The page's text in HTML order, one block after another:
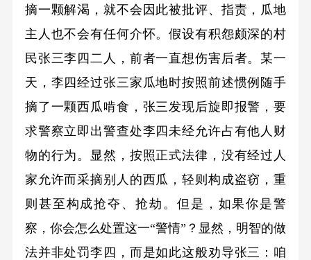
摘一颗解渴，就不会因此被批评、指责，瓜地
主人也不会有任何介怀。假设有积怨颇深的村
民张三李四二人，前者一直想伤害后者。某一
天，李四经过张三家瓜地时按照前述惯例随手
摘了一颗西瓜啃食，张三发现后旋即报警，要
求警察立即出警查处李四未经允许占有他人财
物的行为。显然，按照正式法律，没有经过人
家允许而采摘别人的西瓜，轻则构成盗窃，重
则甚至构成抢夺、抢劫。但是，如果你是警
察，你会怎么处置这一“警情”？显然，明智的做
法并非处罚李四，而是如此这般劝导张三：咱